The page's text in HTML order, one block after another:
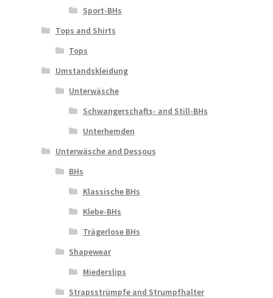
Sport-BHs
Tops and Shirts
Tops
Umstandskleidung
Unterwäsche
Schwangerschafts- and Still-BHs
Unterhemden
Unterwäsche and Dessous
BHs
Klassische BHs
Klebe-BHs
Trägerlose BHs
Shapewear
Miederslips
Strapsstrümpfe and Strumpfhalter